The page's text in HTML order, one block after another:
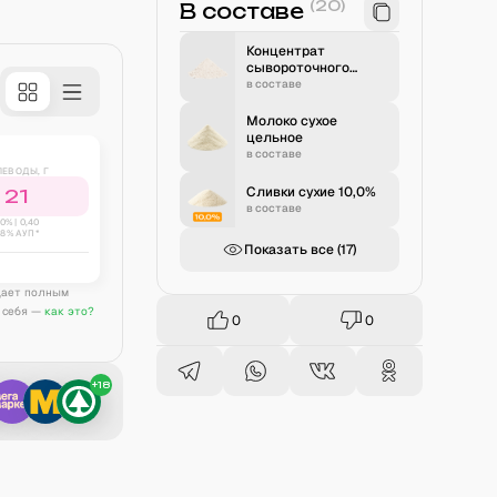
Г
21
% | 0,40
АУП*
полным
себя — как это?
+18
В составе (20)
Концентрат
сывороточного
белка
в составе
Молоко сухое
цельное
в составе
Сливки сухие 10,0%
в составе
Показать все (17)
0 0